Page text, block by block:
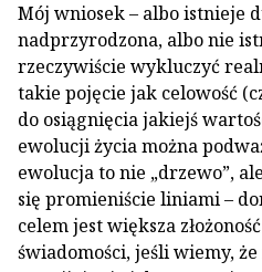
Mój wniosek – albo istnieje
nadprzyrodzona, albo nie
rzeczywiście wykluczyć
takie pojęcie jak celowość
do osiągnięcia jakiejś
ewolucji życia można
ewolucja to nie „drzewo”,
się promieniście liniami –
celem jest większa
świadomości, jeśli wiemy,